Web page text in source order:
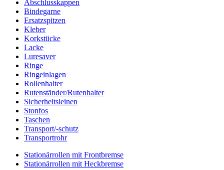
Abschlusskappen
Bindegarne
Ersatzspitzen
Kleber
Korkstücke
Lacke
Luresaver
Ringe
Ringeinlagen
Rollenhalter
Rutenständer/Rutenhalter
Sicherheitsleinen
Stonfos
Taschen
Transport/-schutz
Transportrohr
Stationärrollen mit Frontbremse
Stationärrollen mit Heckbremse